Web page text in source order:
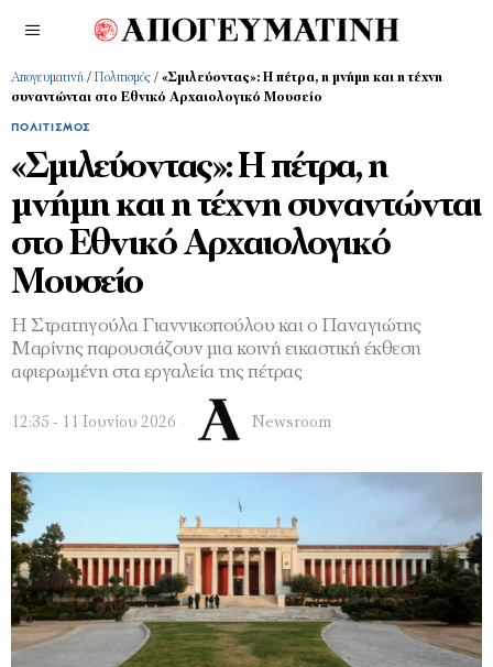
Απογευματινή / Πολιτισμός / «Σμιλεύοντας»: Η πέτρα, η μνήμη και η τέχνη
συναντώνται στο Εθνικό Αρχαιολογικό Μουσείο
ΠΟΛΙΤΙΣΜΌΣ
«Σμιλεύοντας»: Η πέτρα, η
μνήμη και η τέχνη συναντώνται
στο Εθνικό Αρχαιολογικό
Μουσείο
Η Στρατηγούλα Γιαννικοπούλου και ο Παναγιώτης
Μαρίνης παρουσιάζουν μια κοινή εικαστική έκθεση
αφιερωμένη στα εργαλεία της πέτρας
12:35 - 11 Ιουνίου 2026 Newsroom